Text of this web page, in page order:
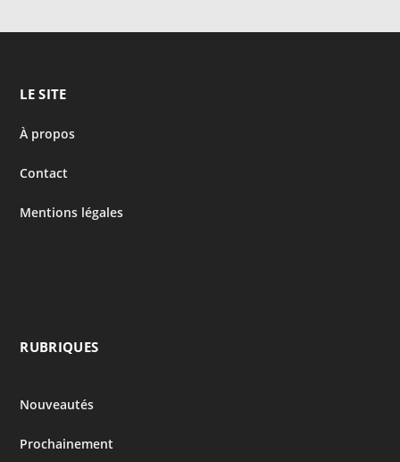
LE SITE
À propos
Contact
Mentions légales
RUBRIQUES
Nouveautés
Prochainement